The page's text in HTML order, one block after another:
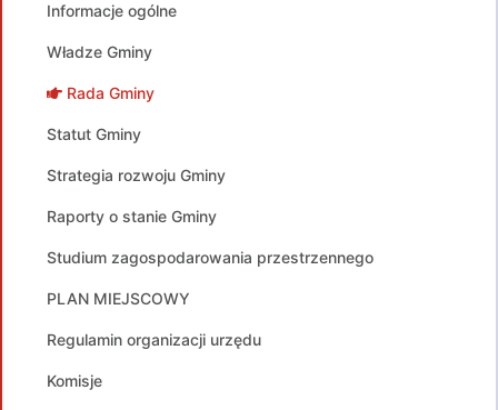
Informacje ogólne
Władze Gminy
Rada Gminy
Statut Gminy
Strategia rozwoju Gminy
Raporty o stanie Gminy
Studium zagospodarowania przestrzennego
PLAN MIEJSCOWY
Regulamin organizacji urzędu
Komisje